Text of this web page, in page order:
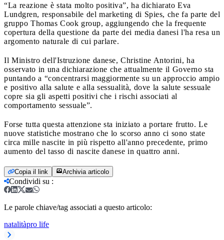
“La reazione è stata molto positiva”, ha dichiarato Eva
Lundgren, responsabile del marketing di Spies, che fa parte del
gruppo Thomas Cook group, aggiungendo che la frequente
copertura della questione da parte dei media danesi l'ha resa un
argomento naturale di cui parlare.
Il Ministro dell'Istruzione danese, Christine Antorini, ha
osservato in una dichiarazione che attualmente il Governo sta
puntando a “concentrarsi maggiormente su un approccio ampio
e positivo alla salute e alla sessualità, dove la salute sessuale
copre sia gli aspetti positivi che i rischi associati al
comportamento sessuale”.
Forse tutta questa attenzione sta iniziato a portare frutto. Le
nuove statistiche mostrano che lo scorso anno ci sono state
circa mille nascite in più rispetto all'anno precedente, primo
aumento del tasso di nascite danese in quattro anni.
Copia il link Archivia articolo
Condividi su :
Le parole chiave/tag associati a questo articolo:
natalitàpro life